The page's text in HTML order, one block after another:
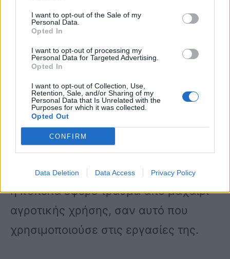
I want to opt-out of the Sale of my
Personal Data.
Opted In
I want to opt-out of processing my
Personal Data for Targeted Advertising.
Opted In
I want to opt-out of Collection, Use,
Retention, Sale, and/or Sharing of my
Personal Data that Is Unrelated with the
Purposes for which it was collected.
Opted Out
CONFIRM
Data Deletion Data Access Privacy Policy
Τις έρευνες έχουν αναλάβει οι
αστυνομικοί του ΑΤ Τυχερού και της
Αστυνομικής Διεύθυνσης
Αλεξανδρούπολης, συλλέγοντας όλα
τα αποδεικτικά στοιχεία σε
συνδυασμό με την ιατροδικαστική
έκθεση. Όπως έγινε αμέσως γνωστό,
η κοπέλα έφερε τραύμα από μαχαίρι
αγροτικής χρήσης, σαν αυτό που
χρησιμοποιούσε στις εργασίες της.